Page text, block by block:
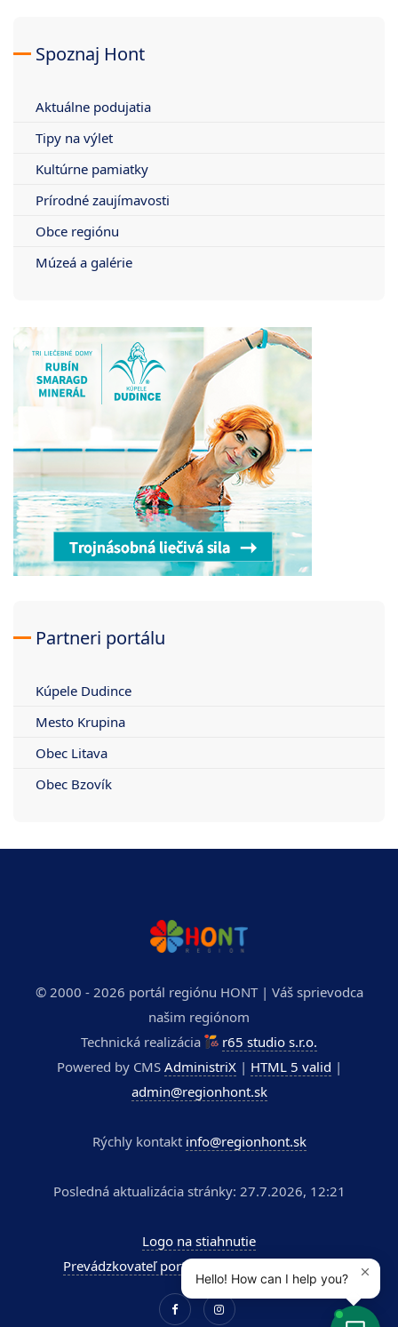
Spoznaj Hont
Aktuálne podujatia
Tipy na výlet
Kultúrne pamiatky
Prírodné zaujímavosti
Obce regiónu
Múzeá a galérie
Partneri portálu
Kúpele Dudince
Mesto Krupina
Obec Litava
Obec Bzovík
© 2000 - 2026 portál regiónu HONT | Váš sprievodca
našim regiónom
Technická realizácia
r65 studio s.r.o.
Powered by CMS AdministriX| HTML 5 valid |
admin@regionhont.sk
Rýchly kontakt info@regionhont.sk
Posledná aktualizácia stránky: 27.7.2026, 12:21
Logo na stiahnutie
Prevádzkovateľ portálu - Kúpele Dudince a.s.